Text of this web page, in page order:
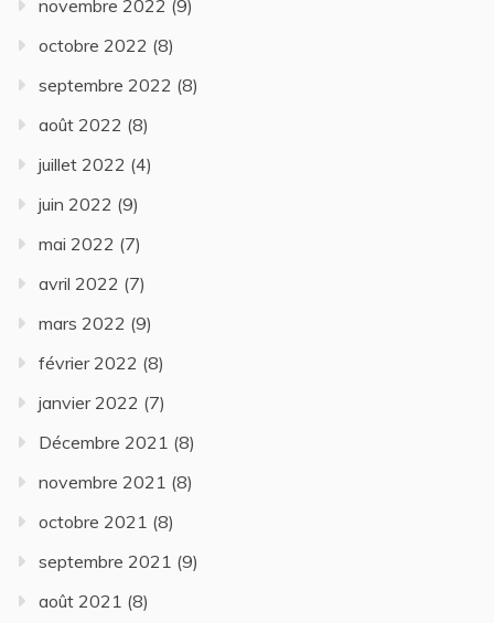
novembre 2022 (9)
octobre 2022 (8)
septembre 2022 (8)
août 2022 (8)
juillet 2022 (4)
juin 2022 (9)
mai 2022 (7)
avril 2022 (7)
mars 2022 (9)
février 2022 (8)
janvier 2022 (7)
Décembre 2021 (8)
novembre 2021 (8)
octobre 2021 (8)
septembre 2021 (9)
août 2021 (8)